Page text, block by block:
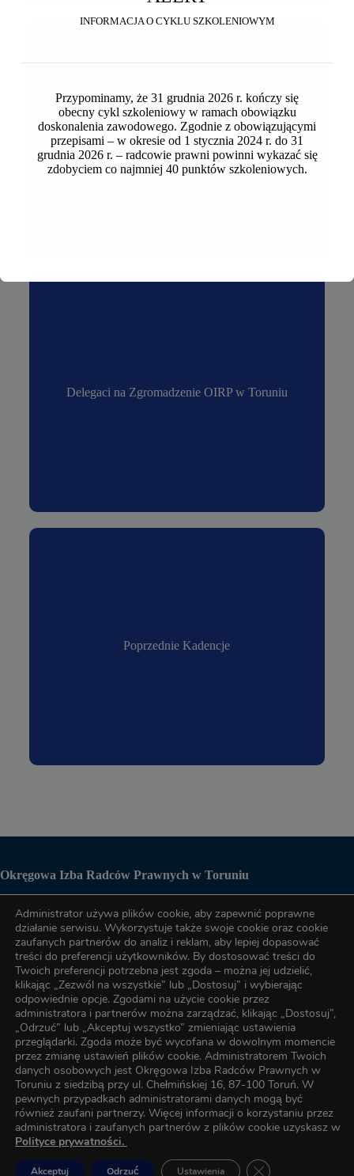
Rzecznik Dyscyplinarny
Rzecznik Dyscyplinarny
Delegaci na Zgromadzenie OIRP w Toruniu
Delegaci na Zgromadzenie OIRP w Toruniu
Poprzednie Kadencje
Poprzednie Kadencje
Okręgowa Izba Radców Prawnych w Toruniu
Biuro OIRP
tel. (56) 622-89-17
tel. (56) 622-89-17
e-mail:oirp@torun.oirp.pl
e-mail:szkolenia@torun.oirp.pl
W Okręgowej Izbie Radców Prawnych w Toruniu został
wyznaczony Inspektor Ochrony Danych, z którym kontakt
można uzyskać za pośrednictwem poczty elektronicznej pod
adresem e-mail:oirp@torun.oirp.pl
Administrator używa plików cookie, aby zapewnić poprawne
działanie serwisu. Wykorzystuje także swoje cookie oraz cookie
zaufanych partnerów do analiz i reklam, aby lepiej dopasować
treści do preferencji użytkowników. By dostosować treści do
Twoich preferencji potrzebna jest zgoda – można jej udzielić,
klikając „Zezwól na wszystkie” lub „Dostosuj” i wybierając
odpowiednie opcje. Zgodami na użycie cookie przez
administratora i partnerów można zarządzać, klikając „Dostosuj”,
„Odrzuć” lub „Akceptuj wszystko” zmieniając ustawienia
przeglądarki. Zgoda może być wycofana w dowolnym momencie
przez zmianę ustawień plików cookie. Administratorem Twoich
danych osobowych jest Okręgowa Izba Radców Prawnych w
Toruniu z siedzibą przy ul. Chełmińskiej 16, 87-100 Toruń. W
pewnych przypadkach administratorami danych mogą być
również zaufani partnerzy. Więcej informacji o korzystaniu przez
administratora i zaufanych partnerów z plików cookie uzyskasz w
Polityce prywatności.
Akceptuj Odrzuć Ustawienia Zamknij panel
INFORMACJA O CYKLU SZKOLENIOWYM
Przypominamy, że 31 grudnia 2026 r. kończy się
obecny cykl szkoleniowy w ramach obowiązku
doskonalenia zawodowego. Zgodnie z obowiązującymi
przepisami – w okresie od 1 stycznia 2024 r. do 31
grudnia 2026 r. – radcowie prawni powinni wykazać się
zdobyciem co najmniej 40 punktów szkoleniowych.